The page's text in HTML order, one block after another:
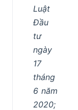
Luật
Đầu
tư
ngày
17
tháng
6 năm
2020;